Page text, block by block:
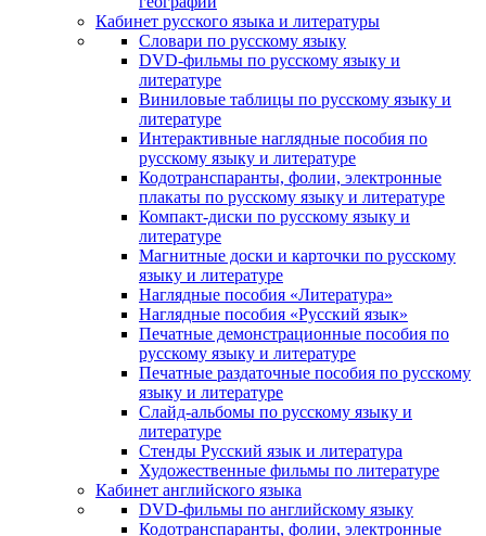
Кабинет русского языка и литературы
Cловари по русскому языку
DVD-фильмы по русскому языку и
литературе
Виниловые таблицы по русскому языку и
литературе
Интерактивные наглядные пособия по
русскому языку и литературе
Кодотранспаранты, фолии, электронные
плакаты по русскому языку и литературе
Компакт-диски по русскому языку и
литературе
Магнитные доски и карточки по русскому
языку и литературе
Наглядные пособия «Литература»
Наглядные пособия «Русский язык»
Печатные демонстрационные пособия по
русскому языку и литературе
Печатные раздаточные пособия по русскому
языку и литературе
Слайд-альбомы по русскому языку и
литературе
Стенды Русский язык и литература
Художественные фильмы по литературе
Кабинет английского языка
DVD-фильмы по английскому языку
Кодотранспаранты, фолии, электронные